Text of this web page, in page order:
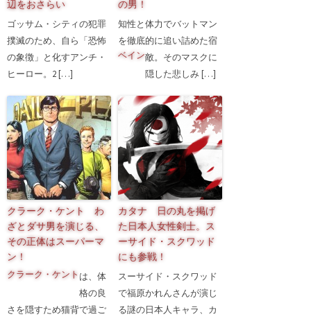
辺をおさらい
ゴッサム・シティの犯罪
撲滅のため、自ら「恐怖
の象徴」と化すアンチ・
ヒーロー。2 […]
の男！
知性と体力でバットマン
を徹底的に追い詰めた宿
敵
ベイン
。そのマスクに
隠した悲しみ […]
クラーク・ケント わ
ざとダサ男を演じる、
その正体はスーパーマ
ン！
クラーク・ケント は、体
格の良
さを隠すため猫背で過ご
カタナ 日の丸を掲げ
た日本人女性剣士。ス
ーサイド・スクワッド
にも参戦！
スーサイド・スクワッド
で福原かれんさんが演じ
る謎の日本人キャラ、カ